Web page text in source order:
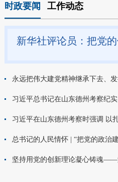
时政要闻 工作动态
习近平总书记在山东德州考察纪实